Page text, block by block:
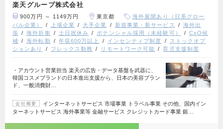
楽天グループ株式会社
900万円 ～ 1149万円 東京都
海外展開あり（日系グロー
バル企業）
上場企業 大手企業 新規事業・新サービス
海外出
張
海外折衝 土日祝休み ポテンシャル採用（未経験可）
CxO候
補
海外転勤 年収600万以上 インセンティブ制度
ストックオプ
ションあり
フレックス勤務 リモートワーク可能 育児支援制度
・アカウント営業担当 楽天の広告・データ基盤を武器に、
韓国コスメブランドの日本進出支援から、日本の美容ブラン
ド、一般消費財…
会社概要
インターネットサービス 市場事業 トラベル事業 その他、国内イン
ターネットサービス 海外事業等 金融サービス クレジットカード事業 銀…